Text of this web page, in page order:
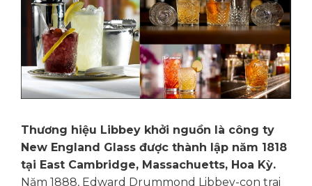
Thương hiệu Libbey khởi nguồn là công ty
New England Glass được thành lập năm 1818
tại East Cambridge, Massachuetts, Hoa Kỳ.
Năm 1888, Edward Drummond Libbey-con trai